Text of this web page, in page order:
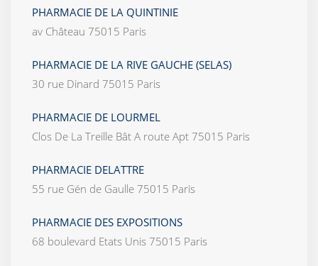
PHARMACIE DE LA QUINTINIE
av Château 75015 Paris
PHARMACIE DE LA RIVE GAUCHE (SELAS)
30 rue Dinard 75015 Paris
PHARMACIE DE LOURMEL
Clos De La Treille Bât A route Apt 75015 Paris
PHARMACIE DELATTRE
55 rue Gén de Gaulle 75015 Paris
PHARMACIE DES EXPOSITIONS
68 boulevard Etats Unis 75015 Paris